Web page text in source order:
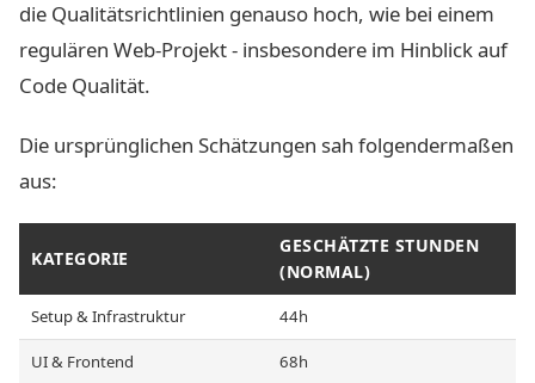
die Qualitätsrichtlinien genauso hoch, wie bei einem
regulären Web-Projekt - insbesondere im Hinblick auf
Code Qualität.
Die ursprünglichen Schätzungen sah folgendermaßen
aus:
KATEGORIE
GESCHÄTZTE STUNDEN
(NORMAL)
Setup & Infrastruktur 44h
UI & Frontend 68h